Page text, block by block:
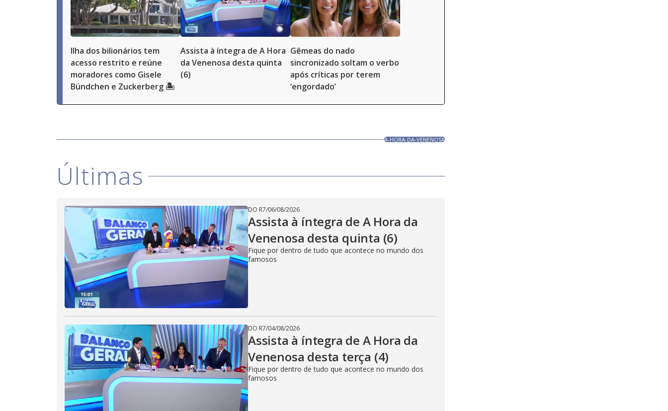
Ilha dos bilionários tem
acesso restrito e reúne
moradores como Gisele
Bündchen e Zuckerberg 🏝️
Assista à íntegra de A Hora
da Venenosa desta quinta
(6)
Gêmeas do nado
sincronizado soltam o verbo
após críticas por terem
‘engordado’
A-HORA-DA-VENENOSA
Últimas
DO R7/06/08/2026
Assista à íntegra de A Hora da
Venenosa desta quinta (6)
Fique por dentro de tudo que acontece no mundo dos
famosos
DO R7/04/08/2026
Assista à íntegra de A Hora da
Venenosa desta terça (4)
Fique por dentro de tudo que acontece no mundo dos
famosos